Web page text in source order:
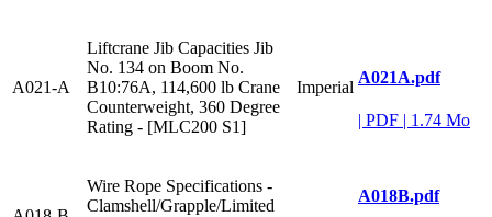
A021-A
Liftcrane Jib Capacities Jib
No. 134 on Boom No.
B10:76A, 114,600 lb Crane
Counterweight, 360 Degree
Rating - [MLC200 S1]
Imperial
A021A.pdf
| PDF | 1.74 Mo
Wire Rope Specifications -
Clamshell/Grapple/Limited
A018B.pdf